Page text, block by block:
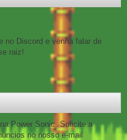
no Discord e venha falar de
raiz!
Power Sonic. Solicite a
no nosso e-mail